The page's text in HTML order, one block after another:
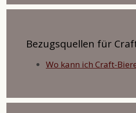
Bezugsquellen für
Wo kann ich Craft-